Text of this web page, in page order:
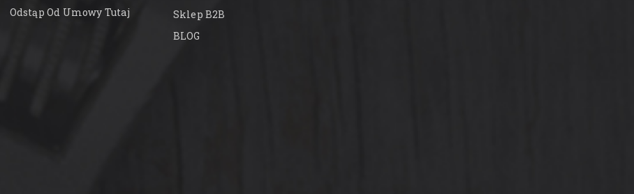
Odstąp Od Umowy Tutaj
Sklep B2B
BLOG